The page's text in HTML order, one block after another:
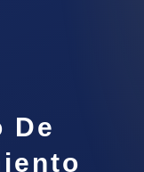
De